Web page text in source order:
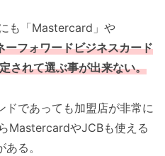
も「Mastercard」や
ーフォワードビジネスカード
されて選ぶ事が出来ない。
ドであっても加盟店が非常に
MastercardやJCBも使える
る。